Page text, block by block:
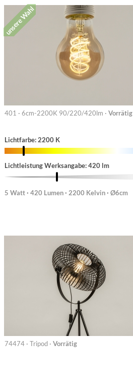
unsere Wahl
401 · 6cm-2200K 90/220/420lm · Vorrätig
Lichtfarbe: 2200 K
Lichtleistung Werksangabe: 420 lm
5 Watt · 420 Lumen · 2200 Kelvin · Ø6cm
74474 · Tripod · Vorrätig